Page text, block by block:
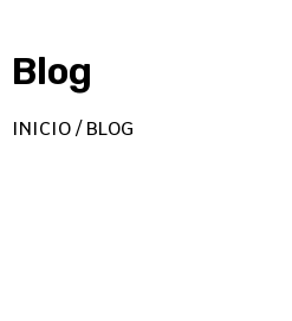
Blog
INICIO / BLOG